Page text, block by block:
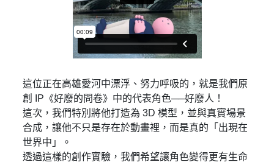
這位正在高雄愛河中漂浮、努力呼吸的，就是我們原
創 IP《好廢的問卷》中的代表角色──好廢人！
這次，我們特別將他打造為 3D 模型，並與真實場景
合成，讓他不只是存在於動畫裡，而是真的「出現在
世界中」。
透過這樣的創作實驗，我們希望讓角色變得更有生命